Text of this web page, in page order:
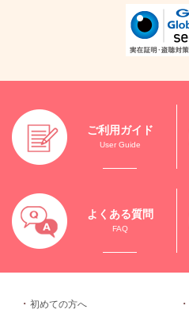
ご利用ガイド
User Guide
よくある質問
FAQ
初めての方へ